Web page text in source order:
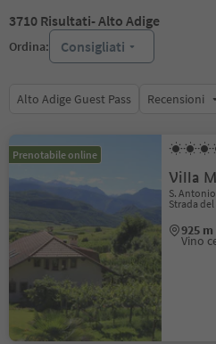
3710 Risultati- Alto Adige
Ordina: Consigliati
Alto Adige Guest Pass Recensioni
Prenotabile online
Villa
S.
Strada del
925 m
Vino